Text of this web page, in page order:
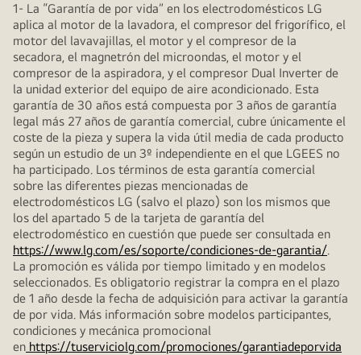
1- La “Garantía de por vida” en los electrodomésticos LG
aplica al motor de la lavadora, el compresor del frigorífico, el
motor del lavavajillas, el motor y el compresor de la
secadora, el magnetrón del microondas, el motor y el
compresor de la aspiradora, y el compresor Dual Inverter de
la unidad exterior del equipo de aire acondicionado. Esta
garantía de 30 años está compuesta por 3 años de garantía
legal más 27 años de garantía comercial, cubre únicamente el
coste de la pieza y supera la vida útil media de cada producto
según un estudio de un 3º independiente en el que LGEES no
ha participado. Los términos de esta garantía comercial
sobre las diferentes piezas mencionadas de
electrodomésticos LG (salvo el plazo) son los mismos que
los del apartado 5 de la tarjeta de garantía del
electrodoméstico en cuestión que puede ser consultada en
https://www.lg.com/es/soporte/condiciones-de-garantia/.
La promoción es válida por tiempo limitado y en modelos
seleccionados. Es obligatorio registrar la compra en el plazo
de 1 año desde la fecha de adquisición para activar la garantía
de por vida. Más información sobre modelos participantes,
condiciones y mecánica promocional
en https://tuserviciolg.com/promociones/garantiadeporvida